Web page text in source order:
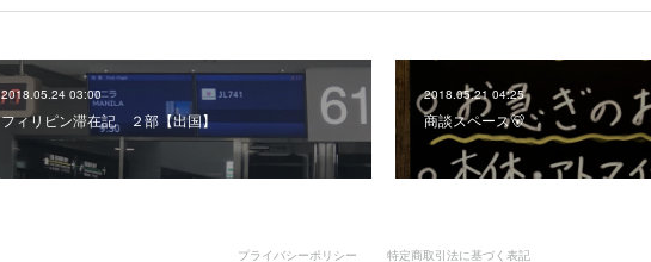
2018.05.24 03:00
フィリピン滞在記 ２部【出国】
2018.05.21 04:25
商談スペース🐻
プライバシーポリシー 特定商取引法に基づく表記